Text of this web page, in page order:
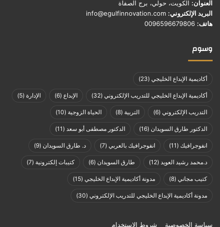
العنوان: الكويت، حولي، برج الصفاة
البريد الإلكتروني: info@egulfinnovation.com
هاتف: 0096596679806
وسوم
أكاديمية الإبداع الخليجي (23)
أكاديمية الإبداع الخليجي للتدريب الإلكتروني (32) الإبداع (6) الإدارة (5)
التدريب الإلكتروني (6) التربية (8) الحياة الزوجية (10)
الدكتور طارق السويدان (16) الدكتور مصطفى أبو سعد (11)
انفوجرافيك (11) انفوجرافيك بالعربي (7) د. طارق السويدان (9)
د.محمد رشيد العويد (12) طارق السويدان (6) كتيبات إلكترونية (7)
كتيب مجاني (8) مدونة أكاديمية الإبداع الخليجي (15)
مدونة أكاديمية الإبداع الخليجي للتدريب الإلكتروني (30)
سياسة الخصوصية شروط الاستخدام